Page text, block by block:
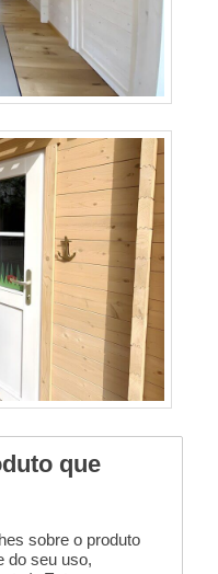
que
sobre o produto
do seu uso,